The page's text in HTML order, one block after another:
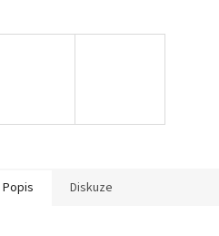
Popis Diskuze